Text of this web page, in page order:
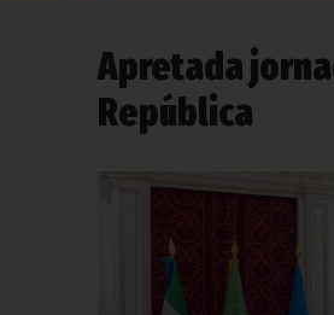
Apretada
República